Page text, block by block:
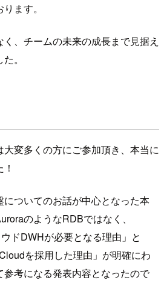
ます。
、チームの未来の成長まで見据え
。
大変多くの方にご参加頂き、本当に
ついてのお話が中心となった本
のようなRDBではなく、
ドDWHが必要となる理由」と
を採用した理由」が明確にわ
考になる発表内容となったので